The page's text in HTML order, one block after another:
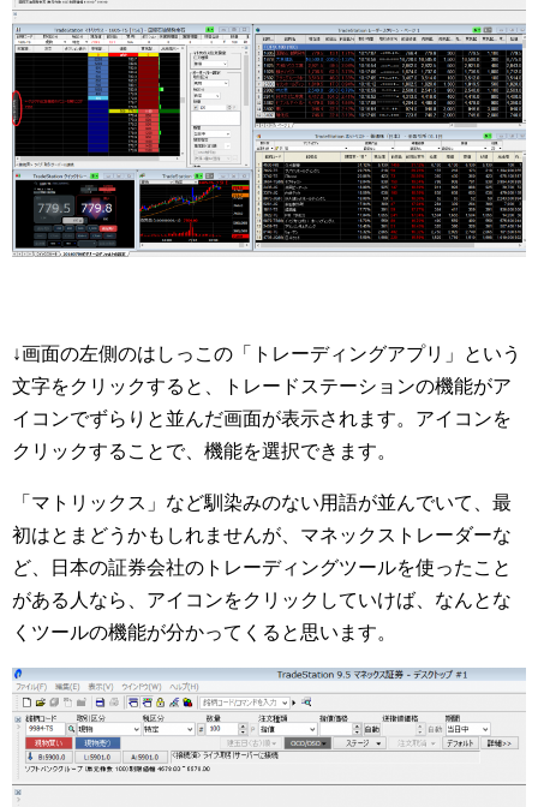
↓画面の左側のはしっこの「トレーディングアプリ」という
文字をクリックすると、トレードステーションの機能がア
イコンでずらりと並んだ画面が表示されます。アイコンを
クリックすることで、機能を選択できます。
「マトリックス」など馴染みのない用語が並んでいて、最
初はとまどうかもしれませんが、マネックストレーダーな
ど、日本の証券会社のトレーディングツールを使ったこと
がある人なら、アイコンをクリックしていけば、なんとな
くツールの機能が分かってくると思います。